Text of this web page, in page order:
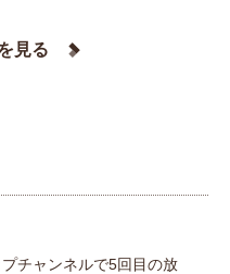
見る
チャンネルで5回目の放